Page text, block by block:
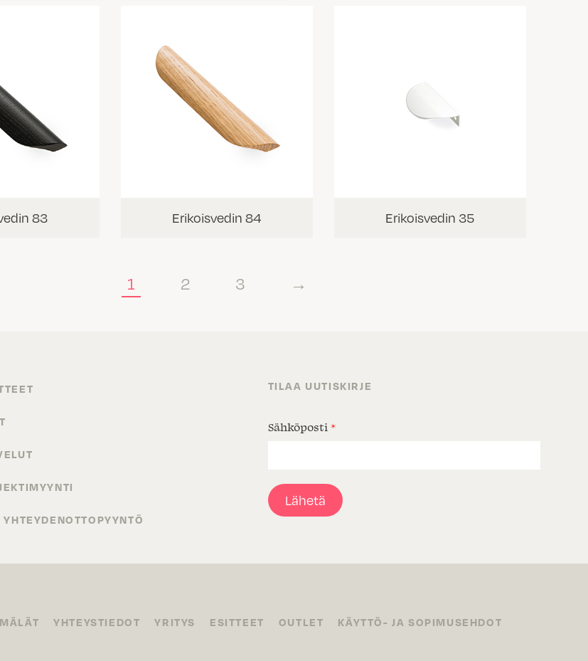
83 Erikoisvedin 84 Erikoisvedin 35
1 2 3 →
YHTEYDENOTTOPYYNTÖ
TILAA UUTISKIRJE
Sähköposti *
Lähetä
YHTEYSTIEDOT YRITYS ESITTEET OUTLET KÄYTTÖ- JA SOPIMUSEHDOT